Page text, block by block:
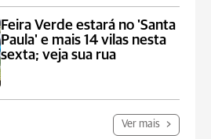
Feira Verde estará no 'Santa
Paula' e mais 14 vilas nesta
sexta; veja sua rua
Ver mais